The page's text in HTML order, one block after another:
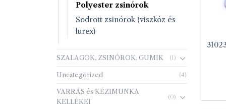
Polyester zsinórok
Sodrott zsinórok (viszkóz és
lurex)
SZALAGOK, ZSINÓROK, GUMIK (1)
Uncategorized (4)
VARRÁS és KÉZIMUNKA
KELLÉKEI
(0)